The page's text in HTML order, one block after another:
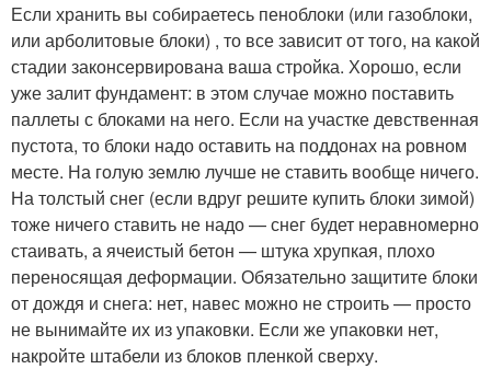
Если хранить вы собираетесь пеноблоки (или газоблоки,
или арболитовые блоки) , то все зависит от того, на какой
стадии законсервирована ваша стройка. Хорошо, если
уже залит фундамент: в этом случае можно поставить
паллеты с блоками на него. Если на участке девственная
пустота, то блоки надо оставить на поддонах на ровном
месте. На голую землю лучше не ставить вообще ничего.
На толстый снег (если вдруг решите купить блоки зимой)
тоже ничего ставить не надо — снег будет неравномерно
стаивать, а ячеистый бетон — штука хрупкая, плохо
переносящая деформации. Обязательно защитите блоки
от дождя и снега: нет, навес можно не строить — просто
не вынимайте их из упаковки. Если же упаковки нет,
накройте штабели из блоков пленкой сверху.